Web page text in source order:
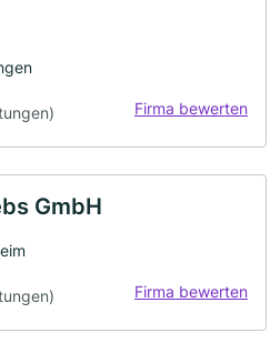
Firma bewerten
GmbH
Firma bewerten